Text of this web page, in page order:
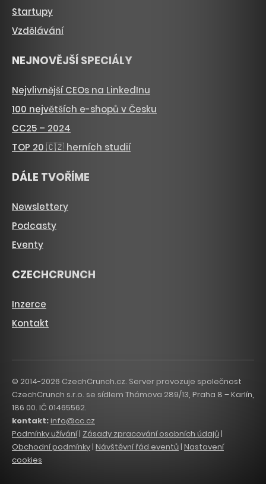
Startupy
Vzdělávání
NEJNOVĚJŠÍ SPECIÁLY
Nejvlivnější CEOs na LinkedInu
100 největších e-shopů v Česku
CC25 – 2024
TOP 20 🇨🇿 herních studií
DÁLE TVOŘÍME
Newslettery
Podcasty
Eventy
CZECHCRUNCH
Inzerce
Kontakt
© 2014-2026 CzechCrunch.cz. Server provozuje společnost
CzechCrunch s.r.o. se sídlem Thámova 289/13, Praha 8 – Karlín,
186 00. IČ 01465562.
kontakt:info@cc.cz
Podmínky užívání| Zásady zpracování osobních údajů|
Obchodní podmínky| Návštěvní řád eventů | Nastavení
cookies